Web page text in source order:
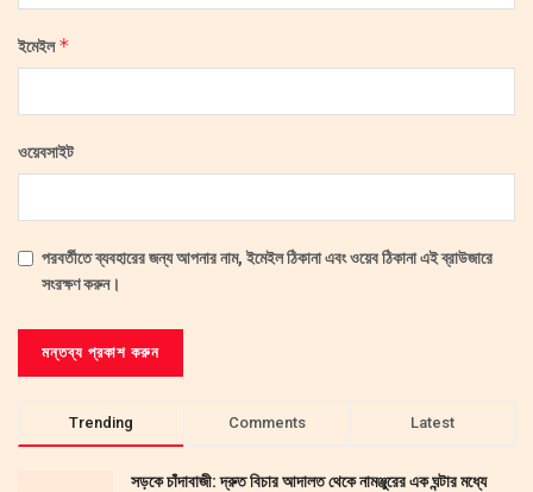
ইমেইল*
ওয়েবসাইট
পরবর্তীতে ব্যবহারের জন্য আপনার নাম, ইমেইল ঠিকানা এবং ওয়েব ঠিকানা এই ব্রাউজারে
সংরক্ষণ করুন।
Trending Comments Latest
সড়কে চাঁদাবাজী: দ্রুত বিচার আদালত থেকে নামঞ্জুরের এক ঘন্টার মধ্যে